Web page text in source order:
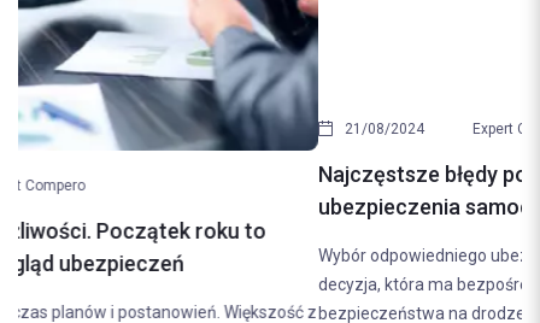
21/08/2024
Najczęstsze błędy popełniane przy wyborze
ubezpieczenia samochodowego. Jak ich uniknąć?
Wybór odpowiedniego ubezpieczenia samochodowego to